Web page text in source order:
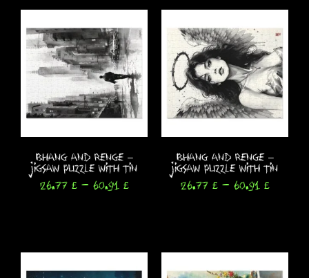
Bhang and Renge –
Jigsaw Puzzle with Tin
26.77 £ - 60.91 £
Bhang and Renge –
Jigsaw Puzzle with Tin
26.77 £ - 60.91 £